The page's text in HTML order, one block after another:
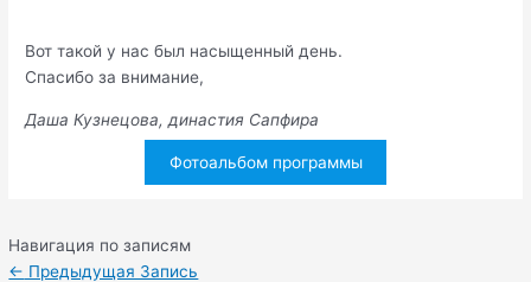
Вот такой у нас был насыщенный день.
Спасибо за внимание,
Даша Кузнецова, династия Сапфира
Фотоальбом программы
Навигация по записям
← Предыдущая Запись